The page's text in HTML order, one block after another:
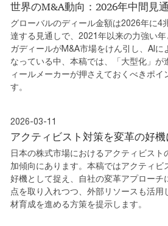
世界のM&A動向：2026年中間見
グローバルのディール金額は2026年に4
達する見通しで、2021年以来の力強い
ガディールがM&A市場をけん引し、AIに
なっている中、本稿では、「大型化」が
ィールメーカーが押さえておくべきポイ
す。
2026-03-11
アクティビスト対策を変革の好機
日本の株式市場におけるアクティビスト
加傾向にあります。本稿ではアクティビ
好機として捉え、自社の変革アプローチ
点を取り入れつつ、外部リソースも活用
材育成を進める方策を提示します。